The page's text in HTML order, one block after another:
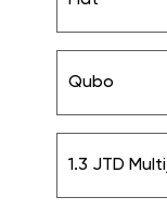
Qubo
1.3 JTD